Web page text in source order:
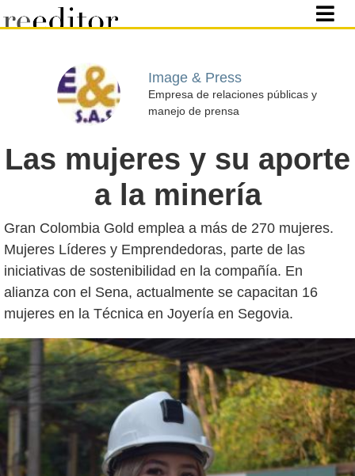
Image & Press
Empresa de relaciones públicas y
manejo de prensa
Las mujeres y su aporte
a la minería
Gran Colombia Gold emplea a más de 270 mujeres.
Mujeres Líderes y Emprendedoras, parte de las
iniciativas de sostenibilidad en la compañía. En
alianza con el Sena, actualmente se capacitan 16